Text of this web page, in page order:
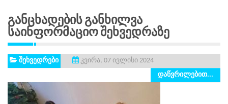
Განცხადების Განხილვა
Საინფორმაციო Შეხვედრაზე
შეხვედრები
კვირა, 07 ივლისი 2024
დაწვრილებით...